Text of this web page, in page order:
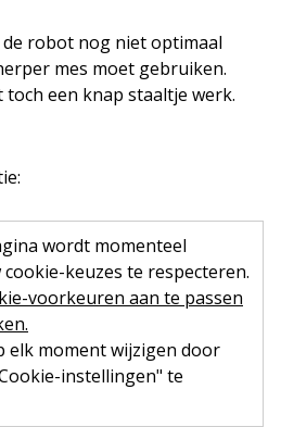
robot nog niet optimaal
mes moet gebruiken.
een knap staaltje werk.
wordt momenteel
keuzes te respecteren.
voorkeuren aan te passen
elk moment wijzigen door
instellingen" te